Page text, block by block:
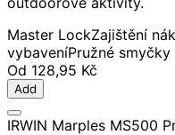
Master LockZajištění
vybaveníPružné smyčky
Od 128,95 Kč
Add
IRWIN Marples MS500